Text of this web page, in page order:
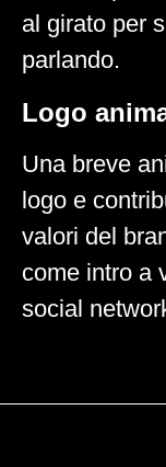
al girato per
parlando.
Logo
Una breve
logo e
valori del
come intro a
social